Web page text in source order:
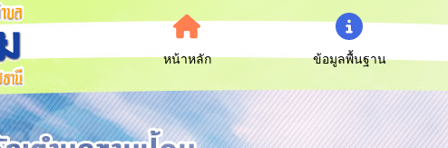
หน้าหลัก ข้อมูลพื้นฐาน